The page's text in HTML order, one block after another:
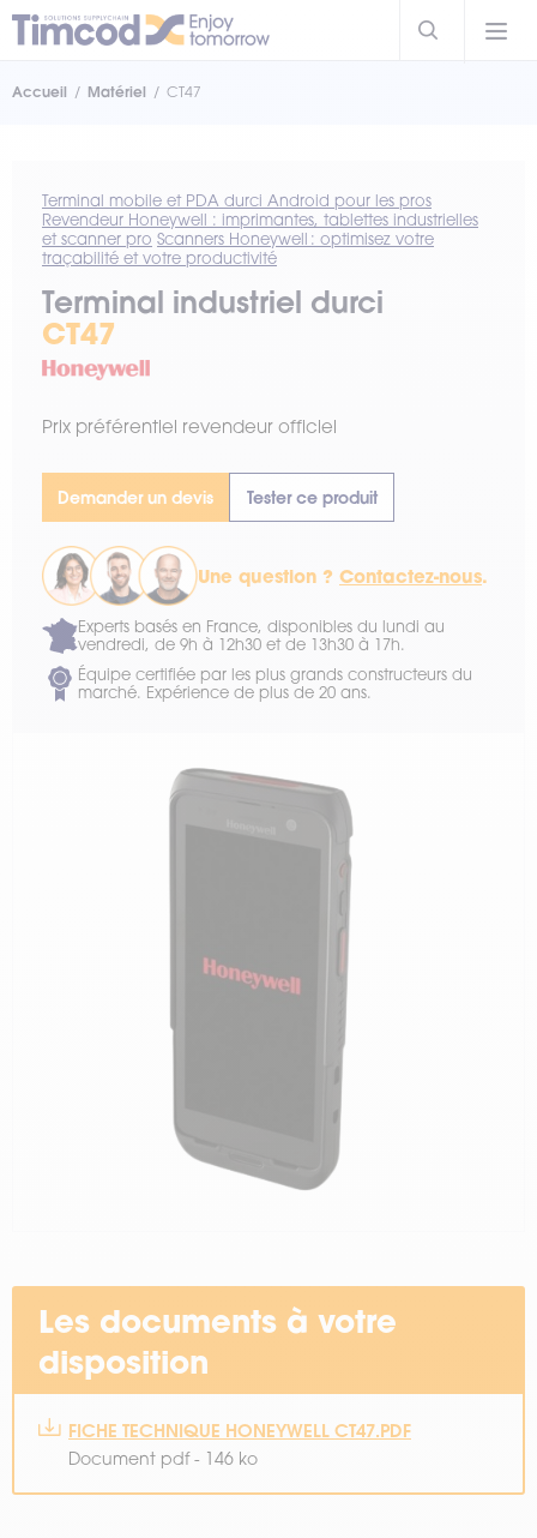
Accueil Matériel CT47
Terminal mobile et PDA durci Android pour les pros
Revendeur Honeywell : imprimantes, tablettes industrielles
et scanner pro Scanners Honeywell : optimisez votre
traçabilité et votre productivité
Terminal industriel durci
CT47
Prix préférentiel revendeur officiel
Demander un devis Tester ce produit
Une question ? Contactez-nous.
Experts basés en France, disponibles du lundi au
vendredi, de 9h à 12h30 et de 13h30 à 17h.
Équipe certifiée par les plus grands constructeurs du
marché. Expérience de plus de 20 ans.
Les documents à votre
disposition
FICHE TECHNIQUE HONEYWELL CT47.PDF
Document pdf - 146 ko